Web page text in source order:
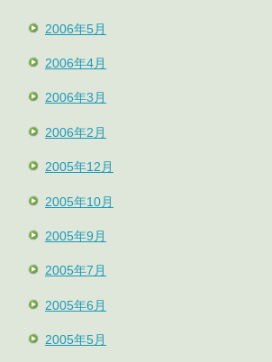
2006年5月
2006年4月
2006年3月
2006年2月
2005年12月
2005年10月
2005年9月
2005年7月
2005年6月
2005年5月